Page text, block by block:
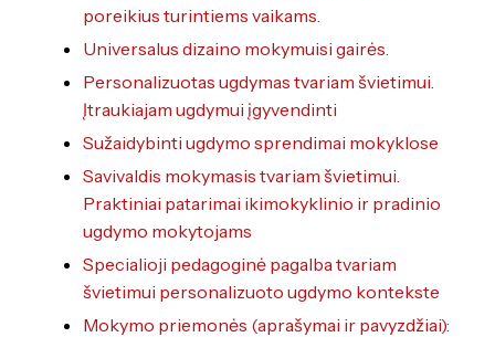
poreikius turintiems vaikams.
Universalus dizaino mokymuisi gairės.
Personalizuotas ugdymas tvariam švietimui.
Įtraukiajam ugdymui įgyvendinti
Sužaidybinti ugdymo sprendimai mokyklose
Savivaldis mokymasis tvariam švietimui.
Praktiniai patarimai ikimokyklinio ir pradinio
ugdymo mokytojams
Specialioji pedagoginė pagalba tvariam
švietimui personalizuoto ugdymo kontekste
Mokymo priemonės (aprašymai ir pavyzdžiai):